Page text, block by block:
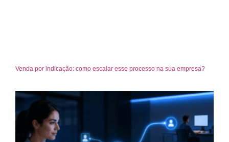
Venda por indicação: como escalar esse processo na sua empresa?